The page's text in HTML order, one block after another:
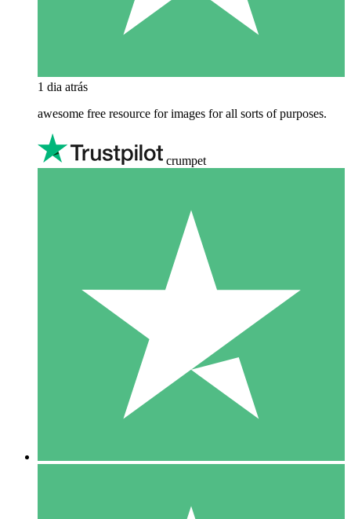
1 dia atrás
awesome free resource for images for all sorts of purposes.
crumpet